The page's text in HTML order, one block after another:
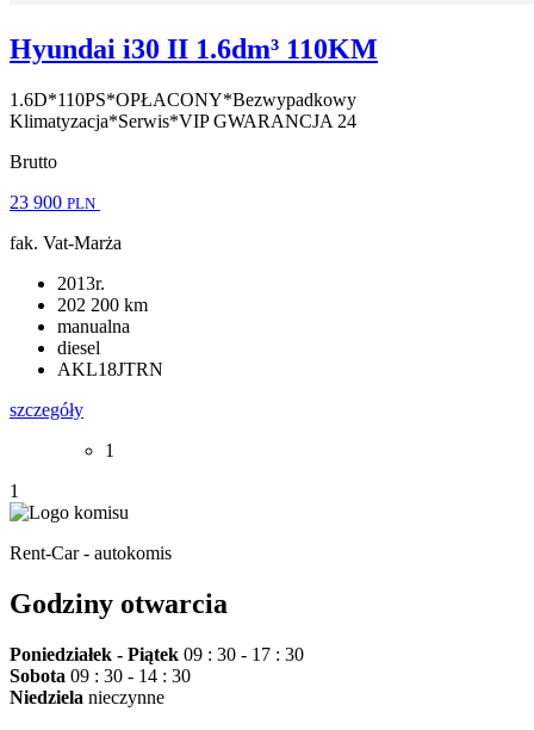
Hyundai i30 II 1.6dm³ 110KM
1.6D*110PS*OPŁACONY*Bezwypadkowy
Klimatyzacja*Serwis*VIP GWARANCJA 24
Brutto
23 900 PLN
fak. Vat-Marża
2013r.
202 200 km
manualna
diesel
AKL18JTRN
szczegóły
1
1
Rent-Car - autokomis
Godziny otwarcia
Poniedziałek - Piątek 09 : 30 - 17 : 30
Sobota 09 : 30 - 14 : 30
Niedziela nieczynne